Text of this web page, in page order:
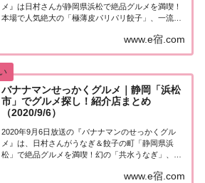
メ』は日村さんが静岡県浜松で絶品グルメを満喫！
本場で人気絶大の「極薄皮パリパリ餃子」、一流職
されたお店をまとめました！詳しくはこちら！日村
さんが「静岡県浜松」へ！地元の人に「せっかく...
www.e宿.com
バナナマンせっかくグルメ｜静岡「浜松
市」でグルメ探し！紹介店まとめ
（2020/9/6）
2020年9月6日放送の『バナナマンのせっかくグル
メ』は、日村さんがうなぎ＆餃子の町「静岡県浜
松」で絶品グルメを満喫！幻の「共水うなぎ」、サ
で人気の超濃厚豚骨ラーメンなど、紹介されたお店
www.e宿.com